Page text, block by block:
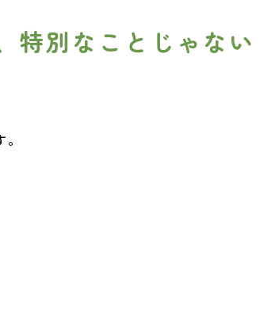
特別なことじゃない